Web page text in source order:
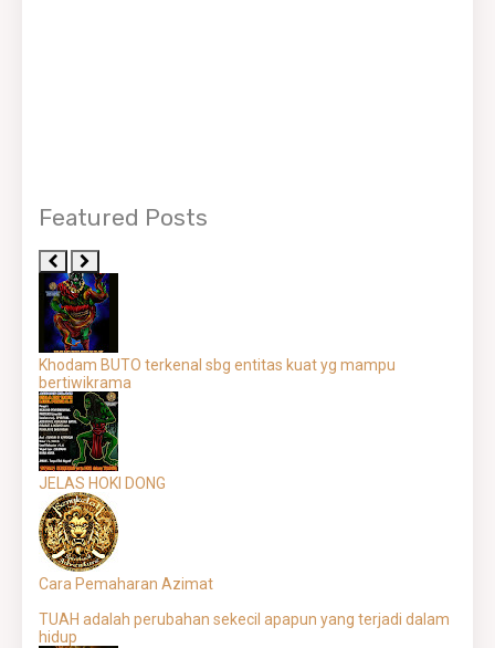
Featured Posts
Khodam BUTO terkenal sbg entitas kuat yg mampu
bertiwikrama
JELAS HOKI DONG
Cara Pemaharan Azimat
TUAH adalah perubahan sekecil apapun yang terjadi dalam
hidup